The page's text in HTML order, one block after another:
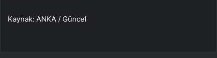
Kaynak: ANKA / Güncel